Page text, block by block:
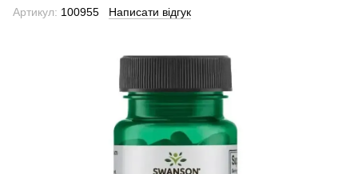
Артикул: 100955 Написати відгук